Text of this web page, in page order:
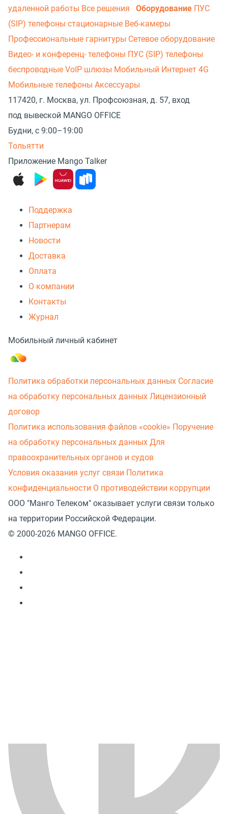
удаленной работы Все решения Оборудование ПУС
(SIP) телефоны стационарные Веб-камеры
Профессиональные гарнитуры Сетевое оборудование
Видео- и конференц- телефоны ПУС (SIP) телефоны
беспроводные VoIP шлюзы Мобильный Интернет 4G
Мобильные телефоны Аксессуары
117420, г. Москва, ул. Профсоюзная, д. 57, вход
под вывеской MANGO OFFICE
Будни, с 9:00–19:00
Тольятти
Приложение Mango Talker
Поддержка
Партнерам
Новости
Доставка
Оплата
О компании
Контакты
Журнал
Мобильный личный кабинет
Политика обработки персональных данных Согласие
на обработку персональных данных Лицензионный
договор
Политика использования файлов «cookie» Поручение
на обработку персональных данных Для
правоохранительных органов и судов
Условия оказания услуг связи Политика
конфиденциальности О противодействии коррупции
ООО "Манго Телеком" оказывает услуги связи только
на территории Российской Федерации.
© 2000-2026 MANGO OFFICE.